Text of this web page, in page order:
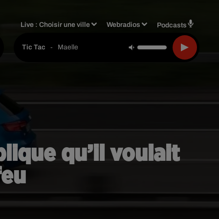
Live :Choisir une ville Webradios Podcasts
Tic Tac - Maelle
qu’il voulait